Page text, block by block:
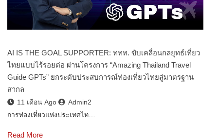
AI IS THE GOAL SUPPORTER: ททท. ขับเคลื่อนกลยุทธ์เที่ยว
ไทยแบบไร้รอยต่อ ผ่านโครงการ “Amazing Thailand Travel
Guide GPTs” ยกระดับประสบการณ์ท่องเที่ยวไทยสู่มาตรฐาน
สากล
11 เดือน Ago
Admin2
การท่องเที่ยวแห่งประเทศไท…
Read More